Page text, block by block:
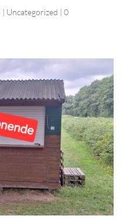
| Uncategorized | 0